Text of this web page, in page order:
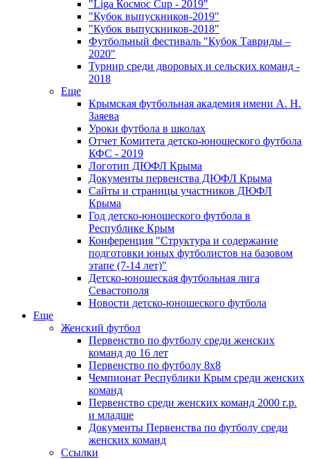
"Liga Космос Cup - 2019"
"Кубок выпускников-2019"
"Кубок выпускников-2018"
Футбольный фестиваль "Кубок Тавриды –
2020"
Турнир среди дворовых и сельских команд -
2018
Еще
Крымская футбольная академия имени А. Н.
Заяева
Уроки футбола в школах
Отчет Комитета детско-юношеского футбола
КФС - 2019
Логотип ДЮФЛ Крыма
Документы первенства ДЮФЛ Крыма
Сайты и страницы участников ДЮФЛ
Крыма
Год детско-юношеского футбола в
Республике Крым
Конференция "Структура и содержание
подготовки юных футболистов на базовом
этапе (7-14 лет)"
Детско-юношеская футбольная лига
Севастополя
Новости детско-юношеского футбола
Еще
Женский футбол
Первенство по футболу среди женских
команд до 16 лет
Первенство по футболу 8х8
Чемпионат Республики Крым среди женских
команд
Первенство среди женских команд 2000 г.р.
и младше
Документы Первенства по футболу среди
женских команд
Ссылки